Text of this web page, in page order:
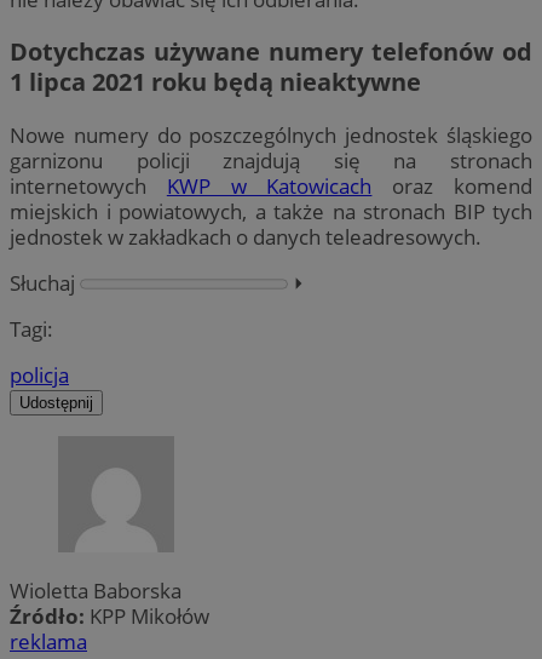
Dotychczas używane numery telefonów od
1 lipca 2021 roku będą nieaktywne
Nowe numery do poszczególnych jednostek śląskiego
garnizonu policji znajdują się na stronach
internetowych KWP w Katowicach oraz komend
miejskich i powiatowych, a także na stronach BIP tych
jednostek w zakładkach o danych teleadresowych.
Słuchaj
⏵︎
Tagi:
policja
Udostępnij
Wioletta Baborska
Źródło: KPP Mikołów
reklama